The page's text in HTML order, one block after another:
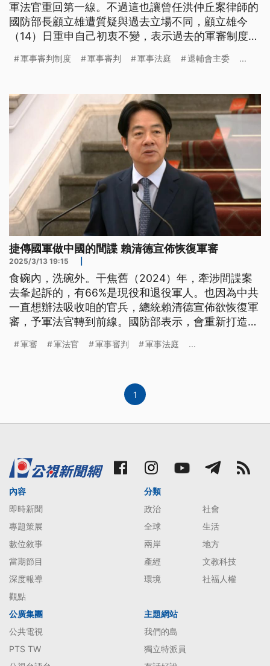
軍法官重回第一線。不過這也讓曾任洪仲丘案律師的
國防部長顧立雄遭質疑與過去立場不同，顧立雄今
（14）日重申自己初衷不變，表示過去的軍審制度曾
長卓榮泰也強調，軍審已限縮使用對象跟行為態樣，
各部會橫向聯繫，1個月時間提出修法計畫。
軍事審判制度 軍事審判 軍事法庭 退輔會主委 ...
捷傳國軍做中國的間諜 賴清德宣佈恢復軍審
2025/3/13 19:15
食碗內，洗碗外。干焦舊（2024）年，牽涉間諜案
去夆起訴的，有66%是現役和退役軍人。也因為中共
一直想辦法吸收咱的官兵，總統賴清德宣佈欲恢復軍
審，予軍法官轉到前線。國防部表示，會重新打造軍
一般案件，就予司法機關辦理。（新聞標題、導言為
軍審 軍法官 軍事審判 軍事法庭 ...
1
內容
即時新聞
專題策展
數位敘事
當期節目
深度報導
觀點
分類
政治
社會
全球
生活
兩岸
地方
產經
文教科技
環境
社福人權
公廣集團
公共電視
PTS TW
主題網站
我們的島
獨立特派員